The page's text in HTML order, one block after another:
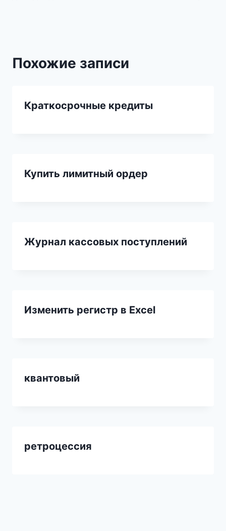
Похожие записи
Краткосрочные кредиты
Купить лимитный ордер
Журнал кассовых поступлений
Изменить регистр в Excel
квантовый
ретроцессия